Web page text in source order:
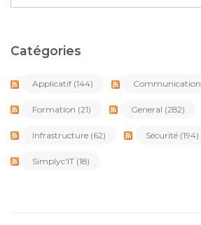
Catégories
Applicatif (144) Communication
Formation (21) General (282)
Infrastructure (62) Sécurité (194)
Simplyc'IT (18)